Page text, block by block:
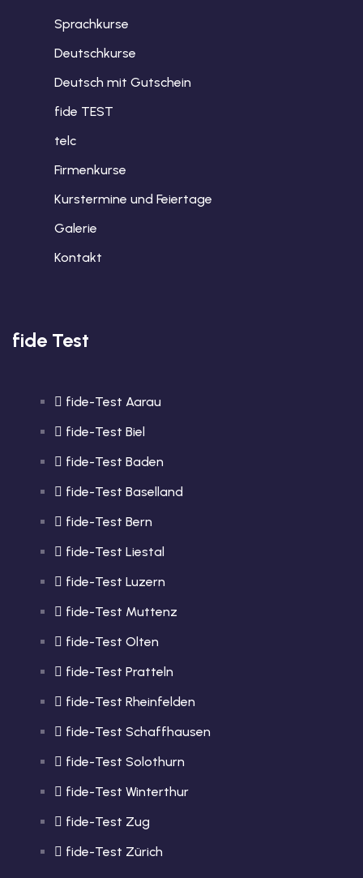
Sprachkurse
Deutschkurse
Deutsch mit Gutschein
fide TEST
telc
Firmenkurse
Kurstermine und Feiertage
Galerie
Kontakt
fide Test
fide-Test Aarau
fide-Test Biel
fide-Test Baden
fide-Test Baselland
fide-Test Bern
fide-Test Liestal
fide-Test Luzern
fide-Test Muttenz
fide-Test Olten
fide-Test Pratteln
fide-Test Rheinfelden
fide-Test Schaffhausen
fide-Test Solothurn
fide-Test Winterthur
fide-Test Zug
fide-Test Zürich